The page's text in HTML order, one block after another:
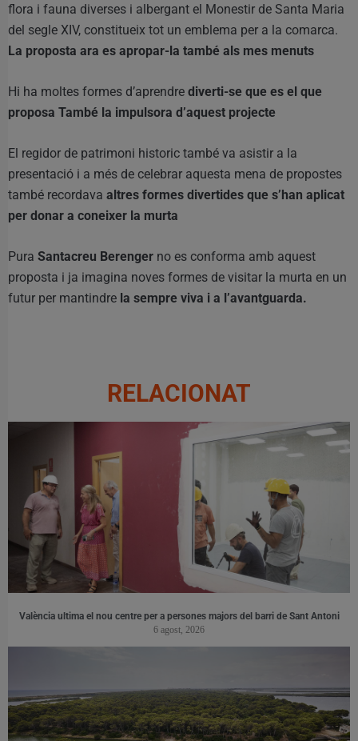
flora i fauna diverses i albergant el Monestir de Santa Maria
del segle XIV, constitueix tot un emblema per a la comarca.
La proposta ara es apropar-la també als mes menuts
Hi ha moltes formes d’aprendre diverti-se que es el que
proposa També la impulsora d’aquest projecte
El regidor de patrimoni historic també va asistir a la
presentació i a més de celebrar aquesta mena de propostes
també recordava altres formes divertides que s’han aplicat
per donar a coneixer la murta
Pura Santacreu Berenger no es conforma amb aquest
proposta i ja imagina noves formes de visitar la murta en un
futur per mantindre la sempre viva i a l’avantguarda.
RELACIONAT
València ultima el nou centre per a persones majors del barri de Sant Antoni
6 agost, 2026